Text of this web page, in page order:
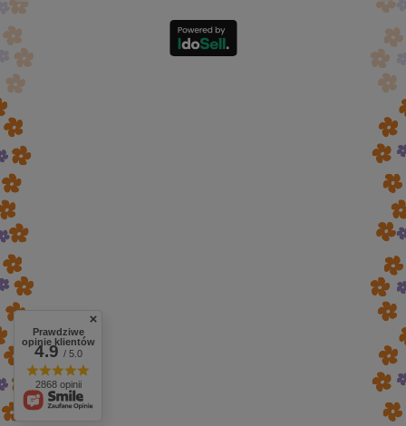
Prawdziwe
opinie klientów
4.9/ 5.0
2868 opinii